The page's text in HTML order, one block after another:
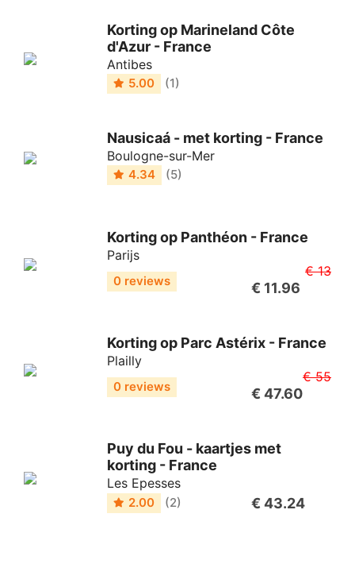
Korting op Marineland Côte
d'Azur - France
Antibes
5.00 (1)
Nausicaá - met korting - France
Boulogne-sur-Mer
4.34 (5)
Korting op Panthéon - France
Parijs
0 reviews
€ 13
€ 11.96
Korting op Parc Astérix - France
Plailly
0 reviews
€ 55
€ 47.60
Puy du Fou - kaartjes met
korting - France
Les Epesses
2.00 (2) € 43.24